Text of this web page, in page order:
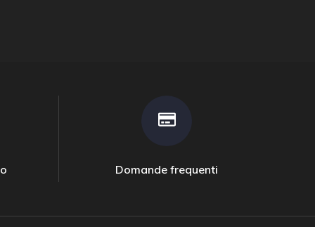
Domande frequenti